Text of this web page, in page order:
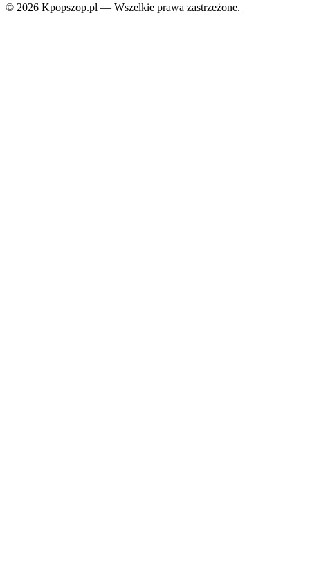
© 2026 Kpopszop.pl — Wszelkie prawa zastrzeżone.